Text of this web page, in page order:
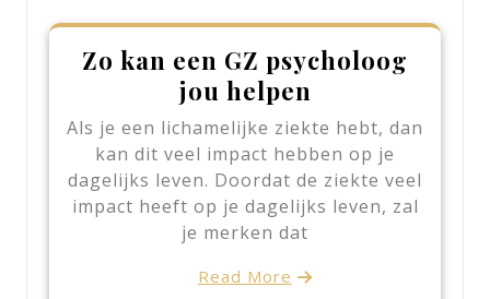
Zo kan een GZ psycholoog
jou helpen
Als je een lichamelijke ziekte hebt, dan
kan dit veel impact hebben op je
dagelijks leven. Doordat de ziekte veel
impact heeft op je dagelijks leven, zal
je merken dat
Read More